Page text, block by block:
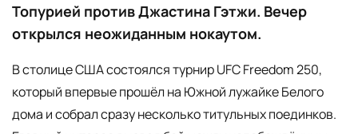
Топурией против Джастина Гэтжи. Вечер
открылся неожиданным нокаутом.
В столице США состоялся турнир UFC Freedom 250,
который впервые прошёл на Южной лужайке Белого
дома и собрал сразу несколько титульных поединков.